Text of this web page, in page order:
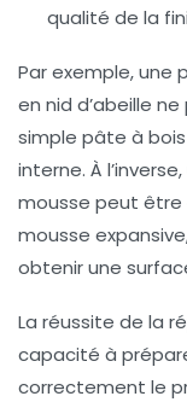
qualité de la
Par exemple, une
en nid d’abeille
simple pâte à
interne. À
mousse peut
mousse
obtenir une
La réussite de la
capacité à
correctement le